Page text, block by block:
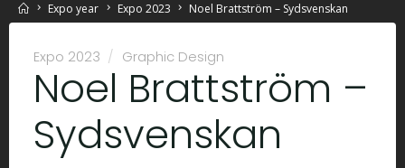
HomeExpo year Expo 2023 Noel Brattström – Sydsvenskan
Expo 2023 / Graphic Design
Noel Brattström –
Sydsvenskan